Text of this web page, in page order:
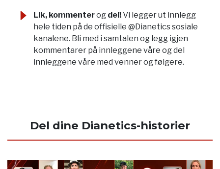
Lik, kommenterog del!Vi legger ut innlegg
hele tiden på de offisielle @Dianetics sosiale
kanalene. Bli med i samtalen og legg igjen
kommentarer på innleggene våre og del
innleggene våre med venner og følgere.
Del dine Dianetics-historier